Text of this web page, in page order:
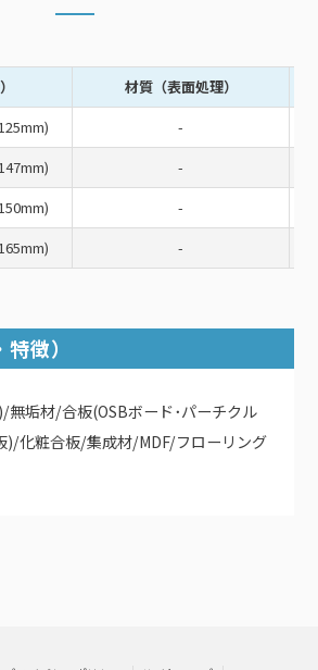
材質（表面処理）
-
-
-
-
徴）
無垢材/合板(OSBボード･パーチクル
)/化粧合板/集成材/MDF/フローリング